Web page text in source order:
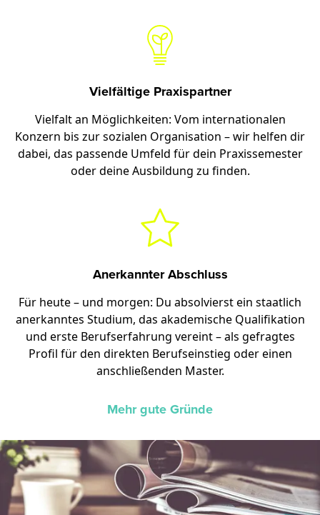
Vielfältige Praxispartner
Vielfalt an Möglichkeiten: Vom internationalen
Konzern bis zur sozialen Organisation – wir helfen dir
dabei, das passende Umfeld für dein Praxissemester
oder deine Ausbildung zu finden.
Anerkannter Abschluss
Für heute – und morgen: Du absolvierst ein staatlich
anerkanntes Studium, das akademische Qualifikation
und erste Berufserfahrung vereint – als gefragtes
Profil für den direkten Berufseinstieg oder einen
anschließenden Master.
Mehr gute Gründe